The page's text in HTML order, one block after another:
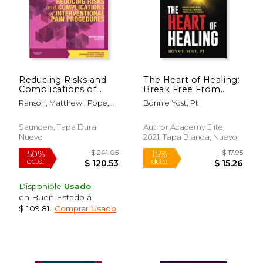
15%
dcto.
$ 109.99
$ 93.49
15%
dcto.
Reducing Risks and
Complications of
Interventional Pain
Procedures: Volume
Interventional and
Neuromodulatory
M (en Inglés)
Ranson, Matthew ; Pope,
Saunders, Tapa Dura,
Nuevo
Disponible Usado
en Buen Estado a
$ 109.81
Comprar Usado
The Heart of Healing:
Break Free From
Physical Pain and
Emotional Wounds
Bonnie Yost, Pt
Author Academy Elite,
2021, Tapa Blanda, Nuevo